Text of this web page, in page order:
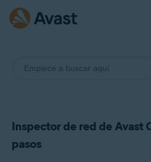
Inspector de red de Avast
pasos